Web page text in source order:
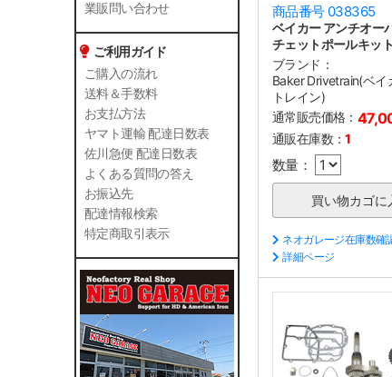
業販問い合わせ
ご利用ガイド
ご購入の流れ
送料＆手数料
お支払方法
ヤマト運輸 配達日数表
佐川急便 配達日数表
よくある質問の答え
お振込先
配達情報検索
特定商取引表示
商品番号 038365
ベイカー アンチオー
チェットポールキッ
ブランド：
Baker Drivetrain(ベイ
トレイン)
通常販売価格：
通販在庫数：1
数量：
ネオガレージ在庫数確
詳細ページ